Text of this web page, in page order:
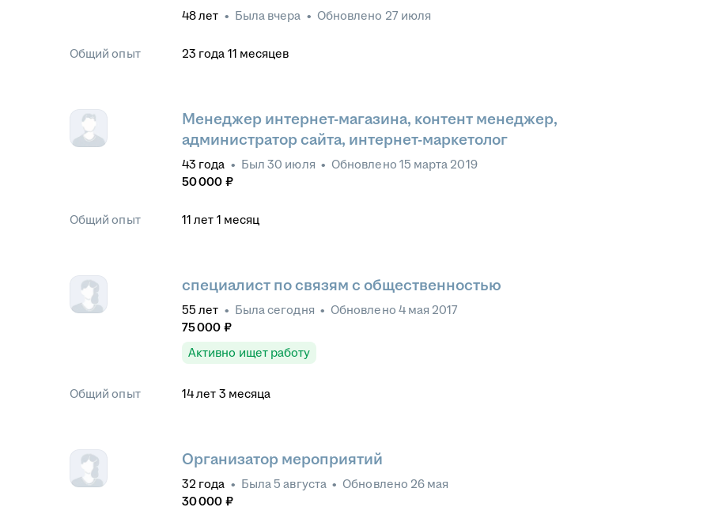
48лет • Была вчера • Обновлено 27 июля
Общий опыт 23 года 11 месяцев
Менеджер интернет-магазина, контент менеджер,
администратор сайта, интернет-маркетолог
43 года • Был 30 июля • Обновлено 15 марта 2019
50 000 ₽
Общий опыт 11 лет 1 месяц
специалист по связям с общественностью
55 лет • Быласегодня • Обновлено 4 мая 2017
75 000 ₽
Активно ищет работу
Общий опыт 14лет 3 месяца
Организатор мероприятий
32 года • Была5 августа • Обновлено 26 мая
30 000 ₽